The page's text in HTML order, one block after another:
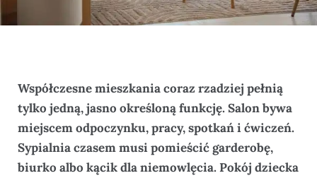
Współczesne mieszkania coraz rzadziej pełnią
tylko jedną, jasno określoną funkcję. Salon bywa
miejscem odpoczynku, pracy, spotkań i ćwiczeń.
Sypialnia czasem musi pomieścić garderobę,
biurko albo kącik dla niemowlęcia. Pokój dziecka